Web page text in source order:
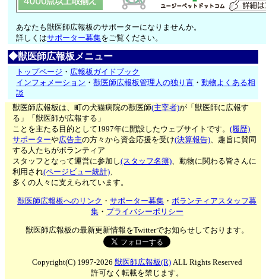
あなたも獣医師広報板のサポーターになりませんか。
詳しくはサポーター募集をご覧ください。
◆獣医師広報板メニュー
トップページ ・ 広報板ガイドブック
インフォメーション ・獣医師広報板管理人の独り言 ・動物よくある相
談
獣医師広報板は、町の犬猫病院の獣医師(主宰者)が「獣医師に広報す
る」「獣医師が広報する」
ことを主たる目的として1997年に開設したウェブサイトです。(履歴)
サポーターや広告主の方々から資金応援を受け(決算報告)、趣旨に賛同
する人たちがボランティア
スタッフとなって運営に参加し(スタッフ名簿)、動物に関わる皆さんに
利用され(ページビュー統計)、
多くの人々に支えられています。
獣医師広報板へのリンク ・サポーター募集 ・ボランティアスタッフ募
集・ プライバシーポリシー
獣医師広報板の最新更新情報をTwitterでお知らせしております。
Copyright(C) 1997-2026 獣医師広報板(R)ALL Rights Reserved
許可なく転載を禁じます。